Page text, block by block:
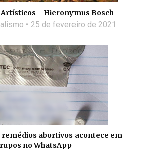
– Hieronymus Bosch
25 de fevereiro de 2021
remédios abortivos acontece em
no WhatsApp